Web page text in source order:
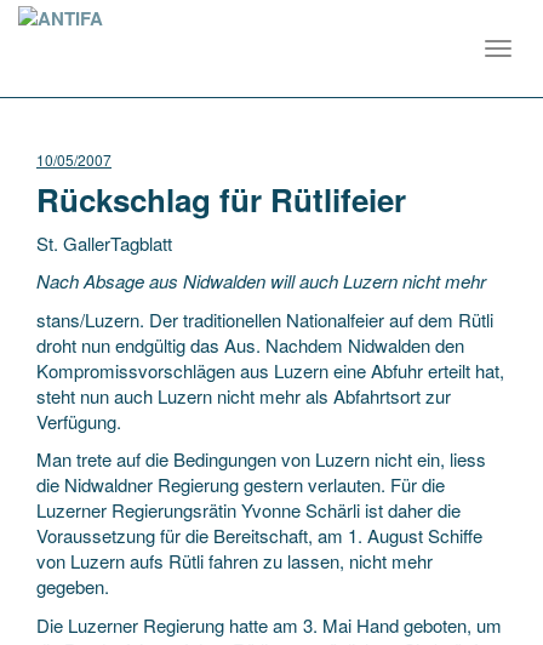
10/05/2007
Rückschlag für Rütlifeier
St. GallerTagblatt
Nach Absage aus Nidwalden will auch Luzern nicht mehr
stans/Luzern. Der traditionellen Nationalfeier auf dem Rütli
droht nun endgültig das Aus. Nachdem Nidwalden den
Kompromissvorschlägen aus Luzern eine Abfuhr erteilt hat,
steht nun auch Luzern nicht mehr als Abfahrtsort zur
Verfügung.
Man trete auf die Bedingungen von Luzern nicht ein, liess
die Nidwaldner Regierung gestern verlauten. Für die
Luzerner Regierungsrätin Yvonne Schärli ist daher die
Voraussetzung für die Bereitschaft, am 1. August Schiffe
von Luzern aufs Rütli fahren zu lassen, nicht mehr
gegeben.
Die Luzerner Regierung hatte am 3. Mai Hand geboten, um